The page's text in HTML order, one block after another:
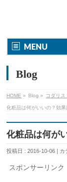
MENU
Blog
HOME » Blog » コダリス
化粧品は何がいいの？効果
化粧品は何が
投稿日 : 2016-10-06 | カ
スポンサーリンク